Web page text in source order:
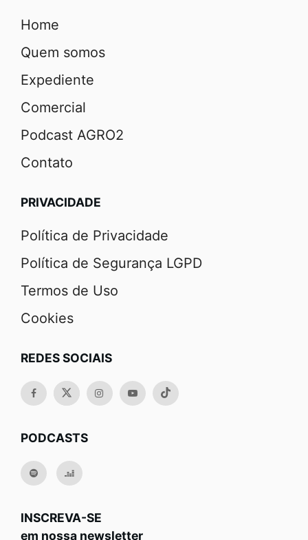
Home
Quem somos
Expediente
Comercial
Podcast AGRO2
Contato
PRIVACIDADE
Política de Privacidade
Política de Segurança LGPD
Termos de Uso
Cookies
REDES SOCIAIS
PODCASTS
INSCREVA-SE
em nossa newsletter